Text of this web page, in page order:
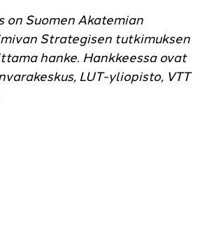
on Suomen Akatemian
Strategisen tutkimuksen
hanke. Hankkeessa ovat
LUT-yliopisto, VTT